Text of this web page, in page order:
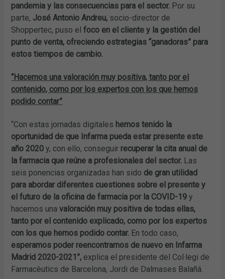
pandemia y las consecuencias para el sector. Por su
parte, José Antonio Andreu, socio-director de
Shoppertec, puso elfoco en el cliente y la gestión del
punto de venta, ofreciendo estrategias “ganadoras” para
estos tiempos de cambio.
“Hacemos una valoración muy positiva, tanto por el
contenido, como por los expertos con los que hemos
podido contar”
“Con estas jornadas digitales hemos tenido la
oportunidad de que Infarma pueda estar presente este
año 2020 y, con ello, conseguir recuperar la cita anual de
la farmacia que reúne a profesionales del sector. Las
seis ponencias organizadas han sido de gran utilidad
para abordar diferentes cuestiones sobre el presente y
el futuro de la oficina de farmacia por la COVID-19 y
hacemos unavaloración muy positiva de todas ellas,
tanto por el contenido explicado, como por los expertos
con los que hemos podido contar. En todo caso,
esperamos poder reencontrarnos de nuevo en Infarma
Madrid 2020-2021”, explica el presidente del Col·legi de
Farmacèutics de Barcelona, Jordi de Dalmases Balañá.